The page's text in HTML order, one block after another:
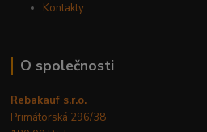
Kontakty
O společnosti
Rebakauf s.r.o.
Primátorská 296/38